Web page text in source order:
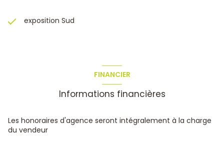
exposition Sud
FINANCIER
Informations financières
Les honoraires d'agence seront intégralement à la charge
du vendeur